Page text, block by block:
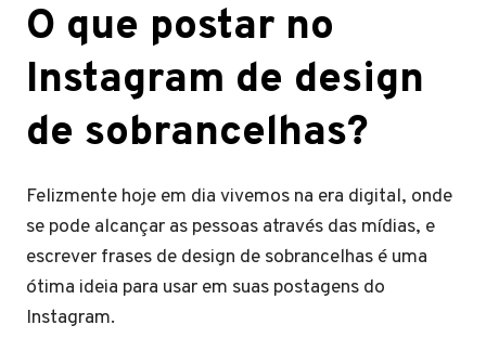
O que postar no
Instagram de design
de sobrancelhas?
Felizmente hoje em dia vivemos na era digital, onde
se pode alcançar as pessoas através das mídias, e
escrever frases de design de sobrancelhas é uma
ótima ideia para usar em suas postagens do
Instagram.